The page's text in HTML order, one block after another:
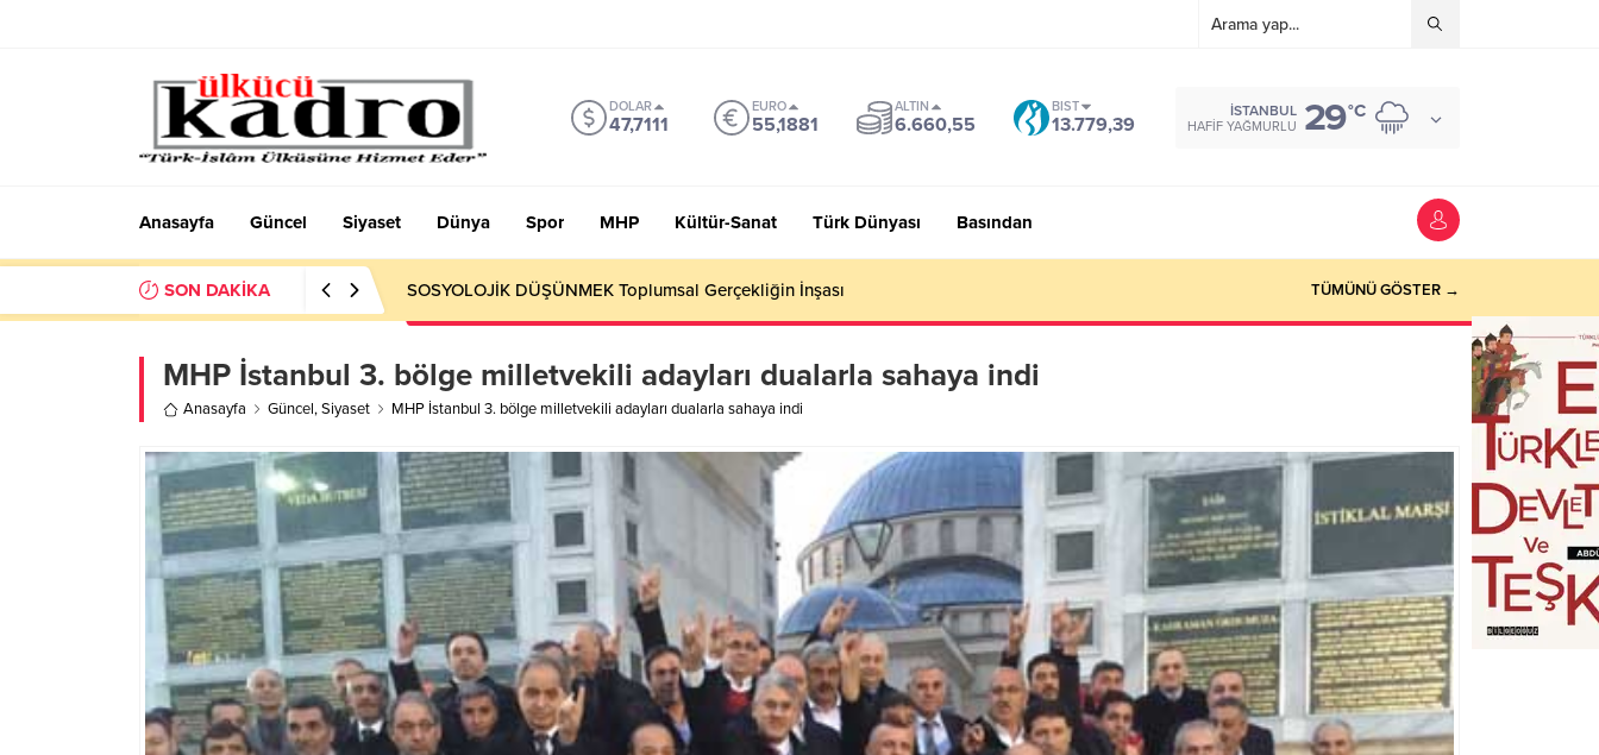
DOLAR
47,7111
EURO
55,1881
ALTIN
6.660,55
BIST
13.779,39
İSTANBUL
HAFIF YAĞMURLU 29°C
Anasayfa Güncel Siyaset Dünya Spor MHP Kültür-Sanat Türk Dünyası Basından
SON DAKİKA SOSYOLOJİK DÜŞÜNMEK Toplumsal Gerçekliğin İnşası TÜMÜNÜ GÖSTER →
MHP İstanbul 3. bölge milletvekili adayları dualarla sahaya indi
Anasayfa Güncel,Siyaset MHP İstanbul 3. bölge milletvekili adayları dualarla sahaya indi